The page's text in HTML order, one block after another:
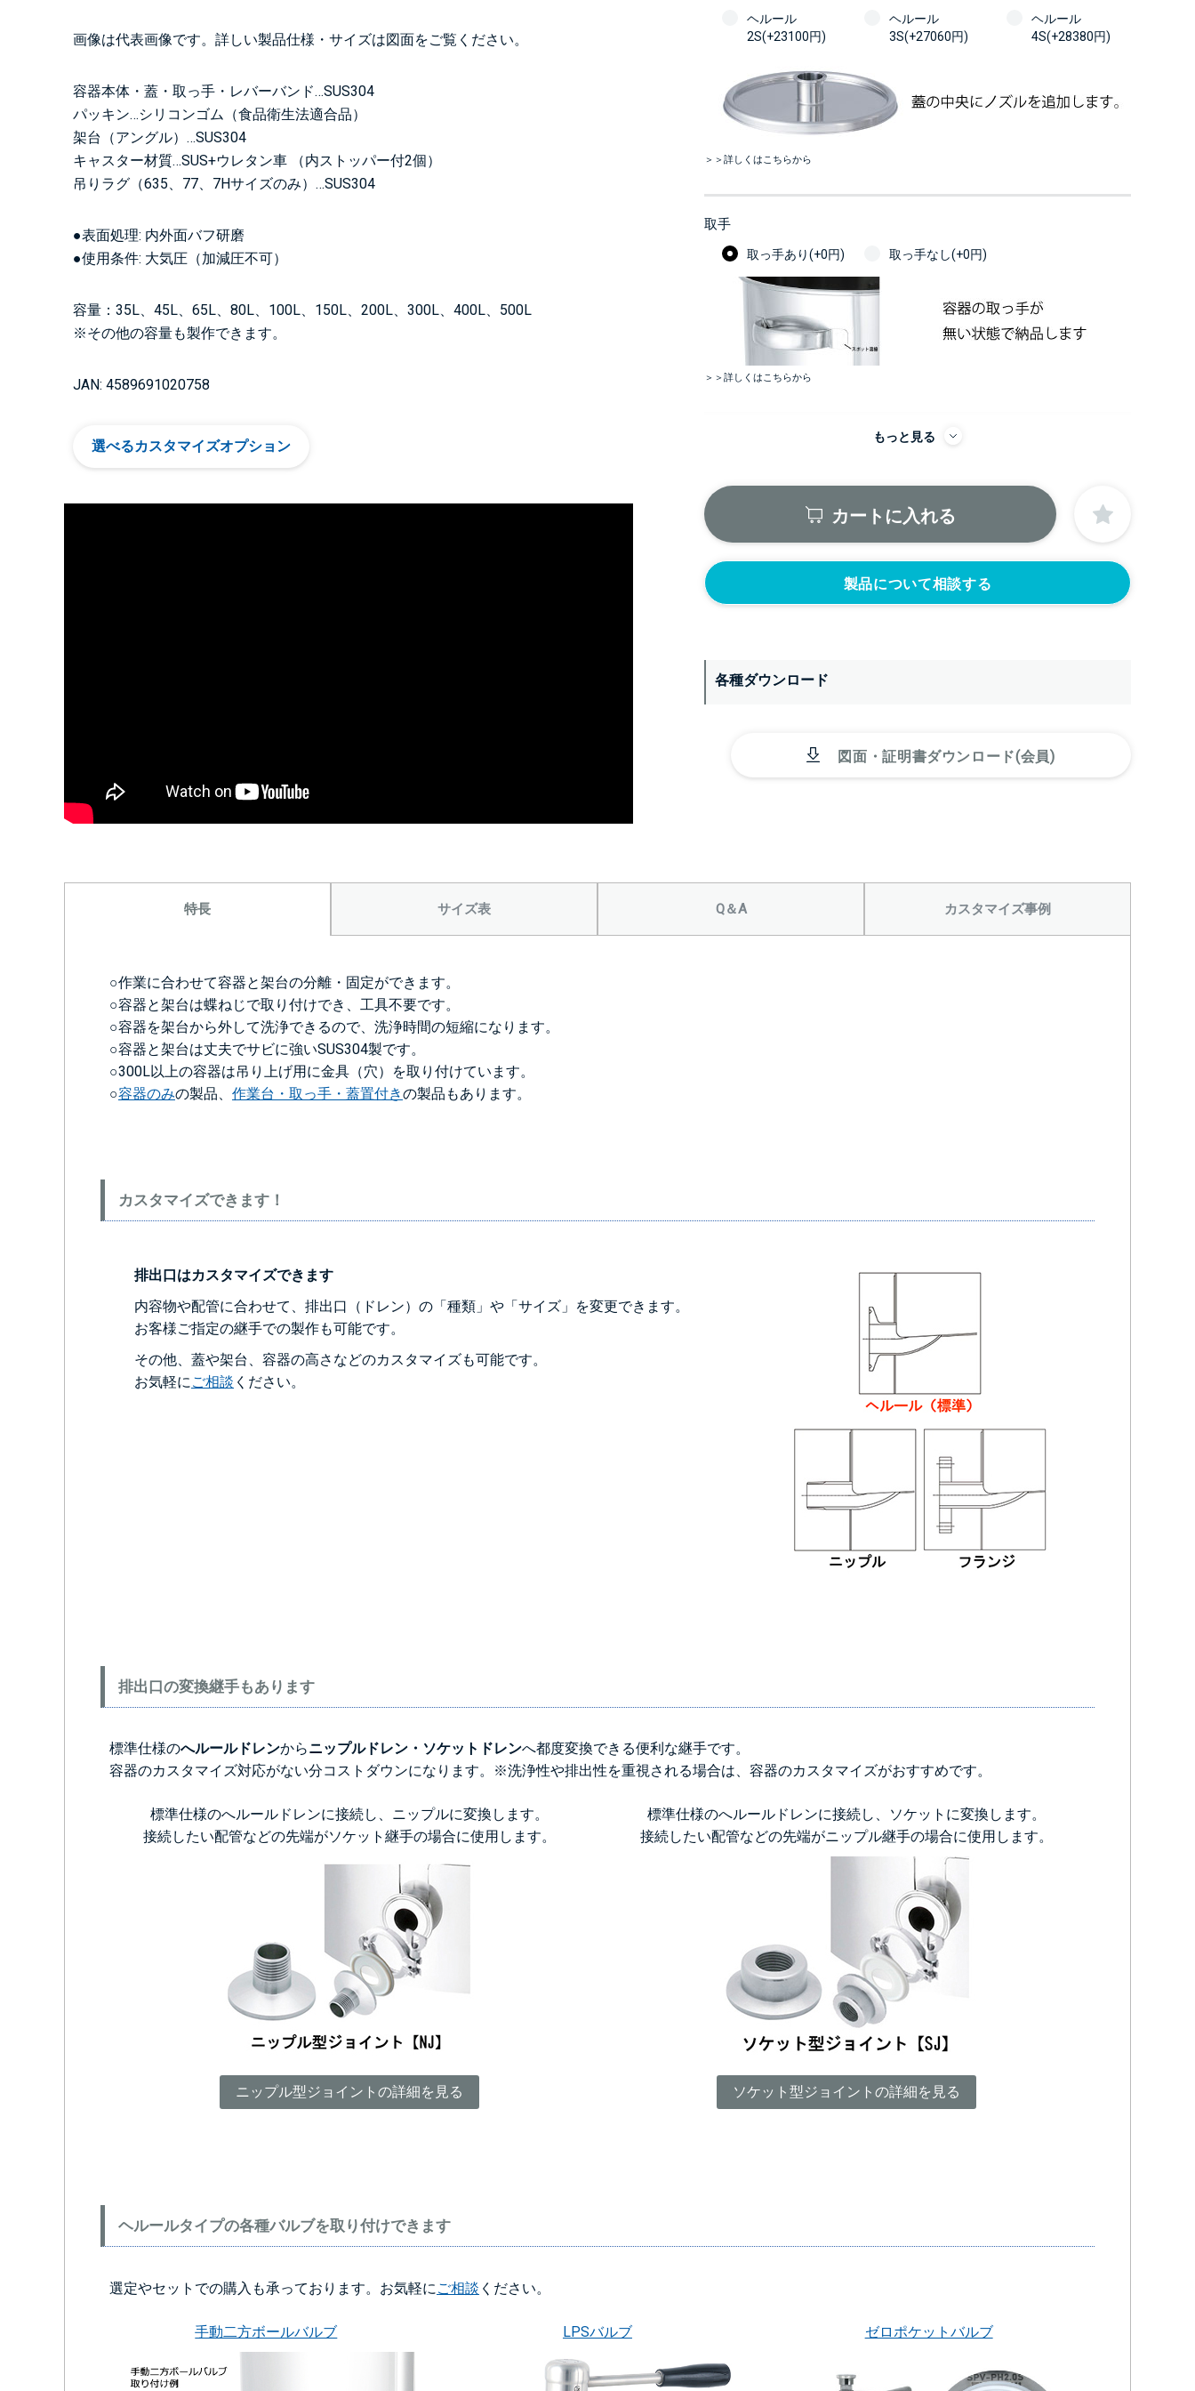
画像は代表画像です。詳しい製品仕様・サイズは図面をご覧ください。
容器本体・蓋・取っ手・レバーバンド…SUS304
パッキン…シリコンゴム（食品衛生法適合品）
架台（アングル）…SUS304
キャスター材質…SUS+ウレタン車 （内ストッパー付2個）
吊りラグ（635、77、7Hサイズのみ）…SUS304
●表面処理: 内外面バフ研磨
●使用条件: 大気圧（加減圧不可）
容量：35L、45L、65L、80L、100L、150L、200L、300L、400L、500L
※その他の容量も製作できます。
JAN: 4589691020758
選べるカスタマイズオプション
ヘルール
2S(+23100円)
ヘルール
3S(+27060円)
ヘルール
4S(+28380円)
＞＞詳しくはこちらから
取手
取っ手あり(+0円) 取っ手なし(+0円)
＞＞詳しくはこちらから
正面側の上部にノズルをつける
1/4’(+22440円)
3/8’(+22440円)
1/2’(+22440円)
ソケット
ソケット
1/2’(+22440円)
ヘルール
ヘルール
1.5S’(+22440円)
ヘルール
なし
もっと見る
カートに入れる
製品について相談する
各種ダウンロード
図面・証明書ダウンロード(会員)
特長 サイズ表 Q＆A カスタマイズ事例
○作業に合わせて容器と架台の分離・固定ができます。
○容器と架台は蝶ねじで取り付けでき、工具不要です。
○容器を架台から外して洗浄できるので、洗浄時間の短縮になります。
○容器と架台は丈夫でサビに強いSUS304製です。
○300L以上の容器は吊り上げ用に金具（穴）を取り付けています。
○容器のみの製品、 作業台・取っ手・蓋置付きの製品もあります。
カスタマイズできます！
排出口はカスタマイズできます
内容物や配管に合わせて、排出口（ドレン）の「種類」や「サイズ」を変更できます。
お客様ご指定の継手での製作も可能です。
その他、蓋や架台、容器の高さなどのカスタマイズも可能です。
お気軽に ご相談 ください。
排出口の変換継手もあります
標準仕様のへルールドレンからニップルドレン・ソケットドレンへ都度変換できる便利な継手です。
容器のカスタマイズ対応がない分コストダウンになります。※洗浄性や排出性を重視される場合は、容器のカスタマイズがおすすめです。
標準仕様のへルールドレンに接続し、ニップルに変換します。
接続したい配管などの先端がソケット継手の場合に使用します。
ニップル型ジョイントの詳細を見る
標準仕様のへルールドレンに接続し、ソケットに変換します。
接続したい配管などの先端がニップル継手の場合に使用します。
ソケット型ジョイントの詳細を見る
ヘルールタイプの各種バルブを取り付けできます
選定やセットでの購入も承っております。お気軽にご相談 ください。
手動二方ボールバルブ LPSバルブ ゼロポケットバルブ